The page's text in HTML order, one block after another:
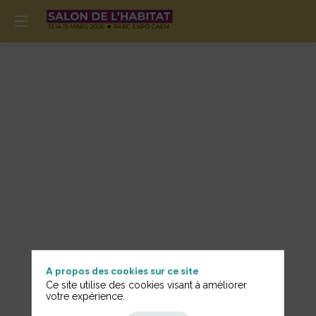
Informations
A propos des cookies sur ce site
Ce site utilise des cookies visant à améliorer
votre expérience.